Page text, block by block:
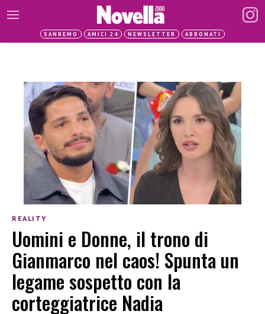
SANREMO AMICI 24 NEWSLETTER ABBONATI
REALITY
Uomini e Donne, il trono di
Gianmarco nel caos! Spunta un
legame sospetto con la
corteggiatrice Nadia